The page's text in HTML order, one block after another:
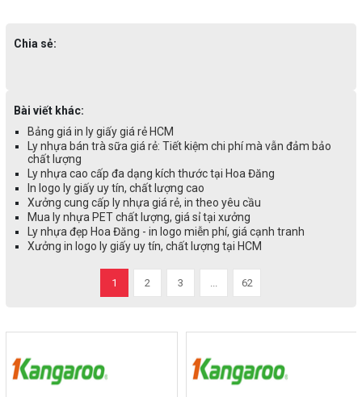
Chia sẻ:
Bài viết khác:
Bảng giá in ly giấy giá rẻ HCM
Ly nhựa bán trà sữa giá rẻ: Tiết kiệm chi phí mà vẫn đảm bảo
chất lượng
Ly nhựa cao cấp đa dạng kích thước tại Hoa Đăng
In logo ly giấy uy tín, chất lượng cao
Xưởng cung cấp ly nhựa giá rẻ, in theo yêu cầu
Mua ly nhựa PET chất lượng, giá sỉ tại xưởng
Ly nhựa đẹp Hoa Đăng - in logo miễn phí, giá cạnh tranh
Xưởng in logo ly giấy uy tín, chất lượng tại HCM
1 2 3 ... 62